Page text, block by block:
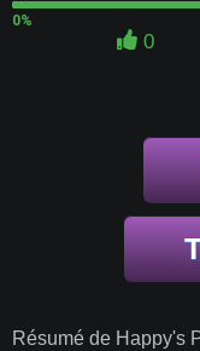
0%
0
Résumé de Happy's